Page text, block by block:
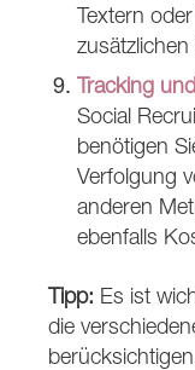
Textern
Tracking
Social
benötigen
Verfolgung
anderen
ebenfalls
Tipp: Es ist
die